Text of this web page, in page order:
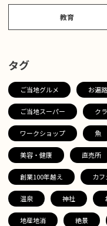
教育
タグ
ご当地グルメ お遍路
ご当地スーパー ク
ワークショップ 魚
美容・健康 直売所
創業100年越え カフ
温泉 神社
地産地消 絶景